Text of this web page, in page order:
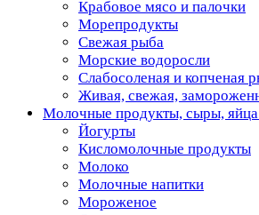
Крабовое мясо и палочки
Морепродукты
Свежая рыба
Морские водоросли
Слабосоленая и копченая
Живая, свежая,
Молочные продукты, сыры, яйца
Йогурты
Кисломолочные продукты
Молоко
Молочные напитки
Мороженое